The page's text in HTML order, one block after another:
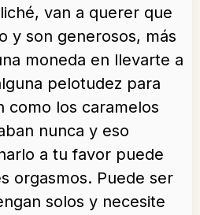
van a querer que
y son generosos, más
moneda en llevarte a
pelotudez para
como los caramelos
nunca y eso
a tu favor puede
orgasmos. Puede ser
solos y necesite